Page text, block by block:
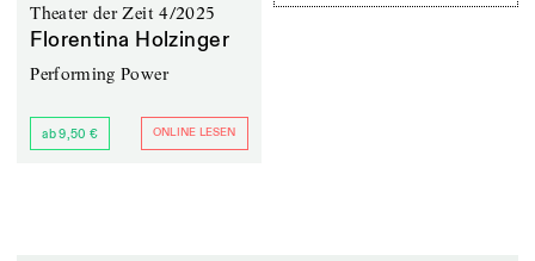
Theater der Zeit 4/2025
Florentina Holzinger
Performing Power
ab 9,50 € ONLINE LESEN